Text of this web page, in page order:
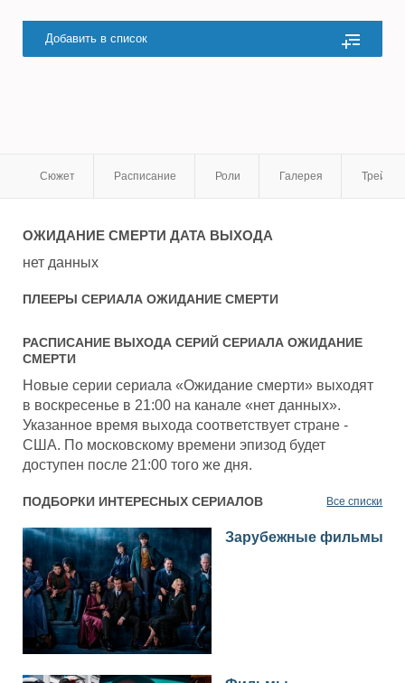
Добавить в список
Сюжет Расписание Роли Галерея
ОЖИДАНИЕ СМЕРТИ ДАТА ВЫХОДА
нет данных
ПЛЕЕРЫ СЕРИАЛА ОЖИДАНИЕ СМЕРТИ
РАСПИСАНИЕ ВЫХОДА СЕРИЙ СЕРИАЛА ОЖИДАНИЕ
СМЕРТИ
Новые серии сериала «Ожидание смерти» выходят
в воскресенье в 21:00 на канале «нет данных».
Указанное время выхода соответствует стране -
США. По московскому времени эпизод будет
доступен после 21:00 того же дня.
ПОДБОРКИ ИНТЕРЕСНЫХ СЕРИАЛОВ Все списки
Зарубежные фильмы